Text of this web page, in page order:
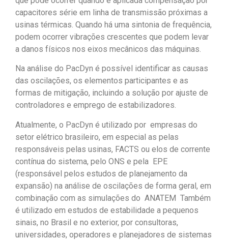
capacitores série em linha de transmissão próximas a
usinas térmicas. Quando há uma sintonia de frequência,
podem ocorrer vibrações crescentes que podem levar
a danos físicos nos eixos mecânicos das máquinas.
Na análise do PacDyn é possível identificar as causas
das oscilações, os elementos participantes e as
formas de mitigação, incluindo a solução por ajuste de
controladores e emprego de estabilizadores.
Atualmente, o PacDyn é utilizado por empresas do
setor elétrico brasileiro, em especial as pelas
responsáveis pelas usinas, FACTS ou elos de corrente
contínua do sistema, pelo ONS e pela EPE
(responsável pelos estudos de planejamento da
expansão) na análise de oscilações de forma geral, em
combinação com as simulações do ANATEM Também
é utilizado em estudos de estabilidade a pequenos
sinais, no Brasil e no exterior, por consultoras,
universidades, operadores e planejadores de sistemas